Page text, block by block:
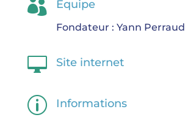
 Equipe
Fondateur : Yann Perraud
 Site internet
p Informations